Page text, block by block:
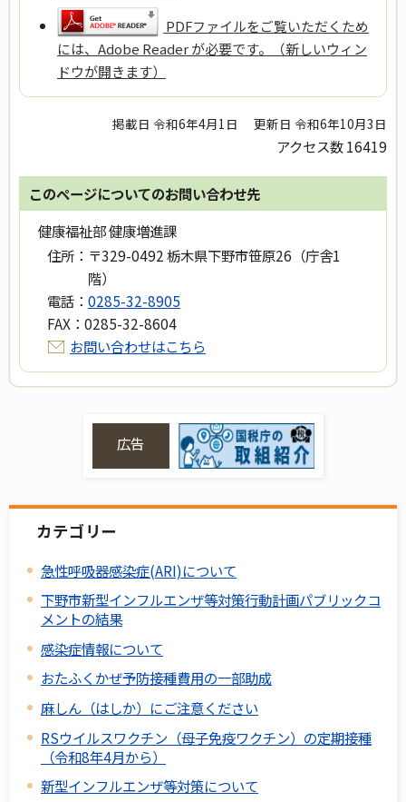
PDFファイルをご覧いただくため
には、Adobe Reader が必要です。（新しいウィン
ドウが開きます）
掲載日 令和6年4月1日 更新日 令和6年10月3日
アクセス数16419
このページについてのお問い合わせ先
健康福祉部 健康増進課
住所： 〒329-0492 栃木県下野市笹原26（庁舎1
階）
電話： 0285-32-8905
FAX： 0285-32-8604
お問い合わせはこちら
広告
カテゴリー
急性呼吸器感染症(ARI)について
下野市新型インフルエンザ等対策行動計画パブリックコ
メントの結果
感染症情報について
おたふくかぜ予防接種費用の一部助成
麻しん（はしか）にご注意ください
RSウイルスワクチン（母子免疫ワクチン）の定期接種
（令和8年4月から）
新型インフルエンザ等対策について